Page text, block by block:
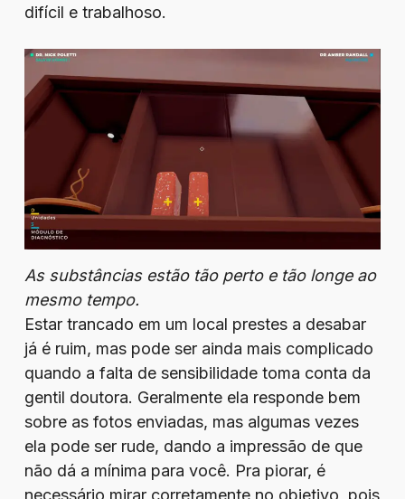
difícil e trabalhoso.
As substâncias estão tão perto e tão longe ao
mesmo tempo.
Estar trancado em um local prestes a desabar
já é ruim, mas pode ser ainda mais complicado
quando a falta de sensibilidade toma conta da
gentil doutora. Geralmente ela responde bem
sobre as fotos enviadas, mas algumas vezes
ela pode ser rude, dando a impressão de que
não dá a mínima para você. Pra piorar, é
necessário mirar corretamente no objetivo, pois